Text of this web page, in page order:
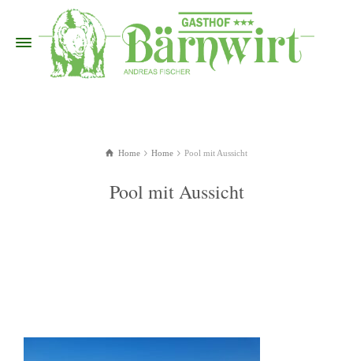
Home Home Pool mit Aussicht
Pool mit Aussicht